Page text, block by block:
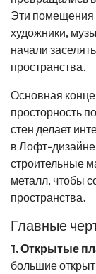
Эти помещения
художники,
начали
пространства.
Основная
просторность
стен делает
в Лофт-
строительные
металл, чтобы
пространства.
Главные
1. Открытые
большие